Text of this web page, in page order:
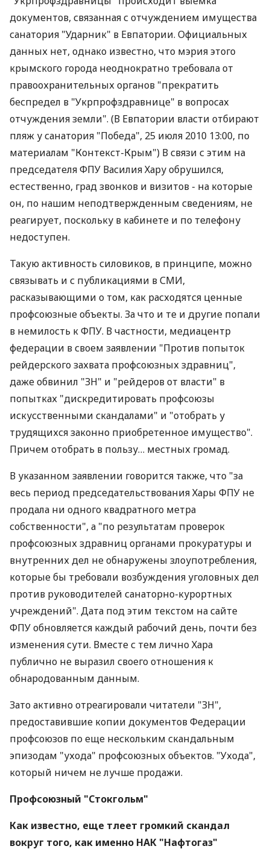
документов, связанная с отчуждением имущества
санатория "Ударник" в Евпатории. Официальных
данных нет, однако известно, что мэрия этого
крымского города неоднократно требовала от
правоохранительных органов "прекратить
беспредел в "Укрпрофздравнице" в вопросах
отчуждения земли". (В Евпатории власти отбирают
пляж у санатория "Победа", 25 июля 2010 13:00, по
материалам "Контекст-Крым") В связи с этим на
председателя ФПУ Василия Хару обрушился,
естественно, град звонков и визитов - на которые
он, по нашим неподтвержденным сведениям, не
реагирует, поскольку в кабинете и по телефону
недоступен.
Такую активность силовиков, в принципе, можно
связывать и с публикациями в СМИ,
расказывающими о том, как расходятся ценные
профсоюзные объекты. За что и те и другие попали
в немилость к ФПУ. В частности, медиацентр
федерации в своем заявлении "Против попыток
рейдерского захвата профсоюзных здравниц",
даже обвинил "ЗН" и "рейдеров от власти" в
попытках "дискредитировать профсоюзы
искусственными скандалами" и "отобрать у
трудящихся законно приобретенное имущество".
Причем отобрать в пользу… местных громад.
В указанном заявлении говорится также, что "за
весь период председательствования Хары ФПУ не
продала ни одного квадратного метра
собственности", а "по результатам проверок
профсоюзных здравниц органами прокуратуры и
внутренних дел не обнаружены злоупотребления,
которые бы требовали возбуждения уголовных дел
против руководителей санаторно-курортных
учреждений". Дата под этим текстом на сайте
ФПУ обновляется каждый рабочий день, почти без
изменения сути. Вместе с тем лично Хара
публично не выразил своего отношения к
обнародованным данным.
Зато активно отреагировали читатели "ЗН",
предоставившие копии документов Федерации
профсоюзов по еще нескольким скандальным
эпизодам "ухода" профсоюзных объектов. "Ухода",
который ничем не лучше продажи.
Профсоюзный "Стокгольм"
Как известно, еще тлеет громкий скандал
вокруг того, как именно НАК "Нафтогаз"